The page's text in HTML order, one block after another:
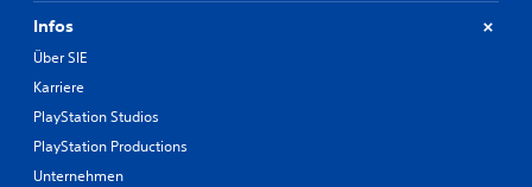
Infos
Über SIE
Karriere
PlayStation Studios
PlayStation Productions
Unternehmen